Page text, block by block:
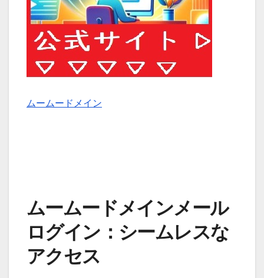
ムームードメイン
ムームードメインメール
ログイン：シームレスな
アクセス